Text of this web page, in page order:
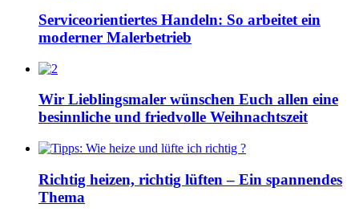
Serviceorientiertes Handeln: So arbeitet ein
moderner Malerbetrieb
Wir Lieblingsmaler wünschen Euch allen eine
besinnliche und friedvolle Weihnachtszeit
Richtig heizen, richtig lüften – Ein spannendes
Thema